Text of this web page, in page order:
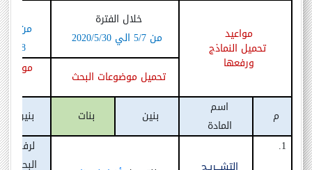
مواعيد
تحميل النماذج
ورفعها
خلال الفترة
من 5/7 الي 2020/5/30
18 يونيو 2020
تحميل موضوعات البحث
مواقع
م
اسم
المادة
بنين بنات
بنين
1.
لرفع
البحث